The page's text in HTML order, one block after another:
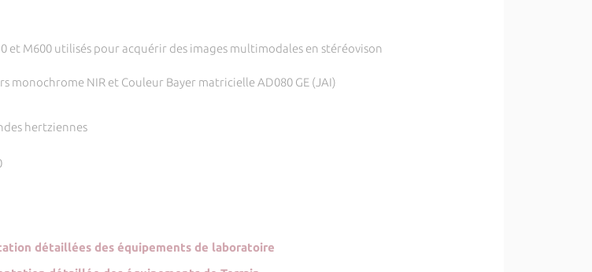
et M600 utilisés pour acquérir des images multimodales en stéréovison
monochrome NIR et Couleur Bayer matricielle AD080 GE (JAI)
hertziennes
détaillées des équipements de laboratoire